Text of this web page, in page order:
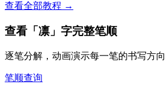
查看全部教程 →
查看「凛」字完整笔顺
逐笔分解，动画演示每一笔的书写方向
笔顺查询